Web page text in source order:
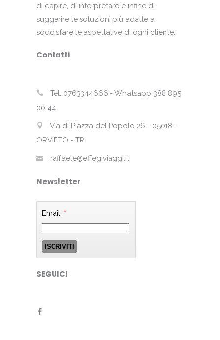
di capire, di interpretare e infine di
suggerire le soluzioni più adatte a
soddisfare le aspettative di ogni cliente.
Contatti
Tel. 0763344666 - Whatsapp 388 895
00 44
Via di Piazza del Popolo 26 - 05018 -
ORVIETO - TR
raffaele@effegiviaggi.it
Newsletter
Email: *
SEGUICI